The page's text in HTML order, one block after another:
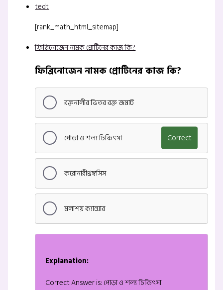
tedt
[rank_math_html_sitemap]
ফিব্রিনোজেন নামক প্রোটিনের কাজ কি?
ফিব্রিনোজেন নামক প্রোটিনের কাজ কি?
রক্তনালীর ভিতর রক্ত জমাট
পোড়া ও শল্য চিকিৎসা Correct
করোনারীথ্রম্বসিস
মলাশয় ক্যান্সার
Explanation:
Correct Answer is: পোড়া ও শল্য চিকিৎসা